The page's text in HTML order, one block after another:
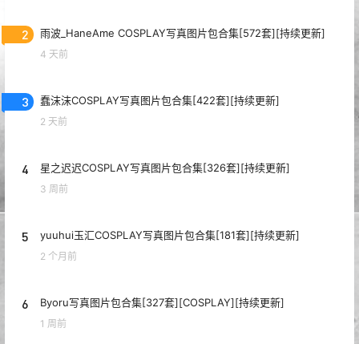
2 雨波_HaneAme COSPLAY写真图片包合集[572套][持续更新]
4 天前
3 蠢沫沫COSPLAY写真图片包合集[422套][持续更新]
2 天前
4 星之迟迟COSPLAY写真图片包合集[326套][持续更新]
3 周前
5 yuuhui玉汇COSPLAY写真图片包合集[181套][持续更新]
2 个月前
6 Byoru写真图片包合集[327套][COSPLAY][持续更新]
1 周前